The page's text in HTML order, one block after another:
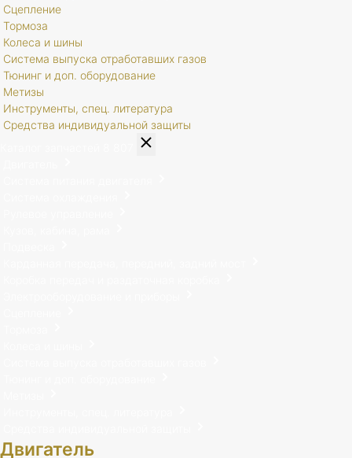
Сцепление
Тормоза
Колеса и шины
Система выпуска отработавших газов
Тюнинг и доп. оборудование
Метизы
Инструменты, спец. литература
Средства индивидуальной защиты
Двигатель